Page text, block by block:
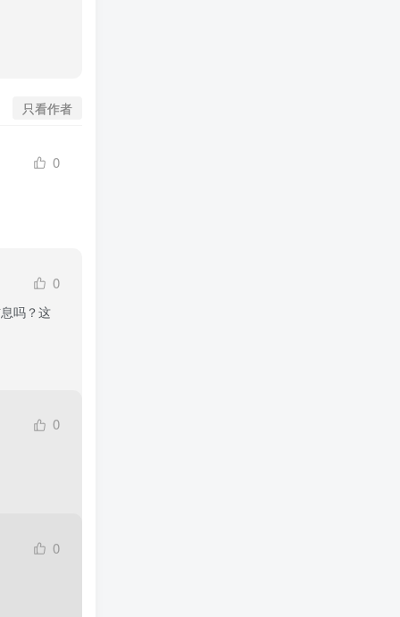
只看作者
0
0
吗？这
0
0